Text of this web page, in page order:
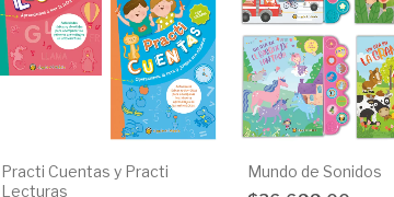
Practi Cuentas y Practi
Lecturas
Mundo de Sonidos